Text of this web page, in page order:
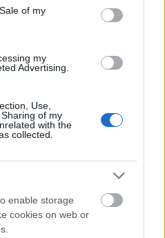
of my
my
Advertising.
Use,
of my
with the
collected.
enable storage
cookies on web or
teaser trailer +
hazai premierje 2021.